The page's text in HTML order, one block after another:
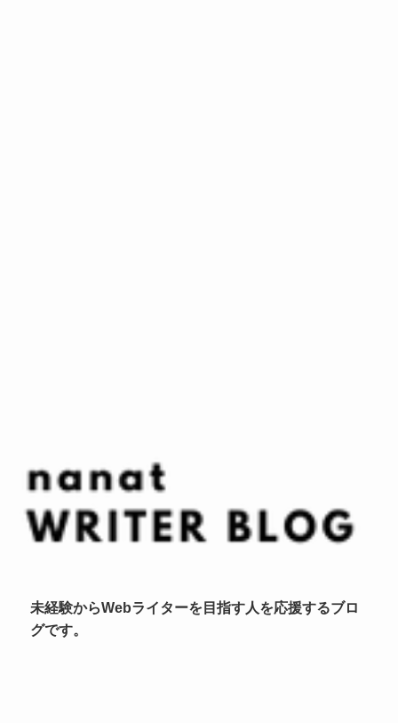
未経験からWebライターを目指す人を応援するブロ
グです。